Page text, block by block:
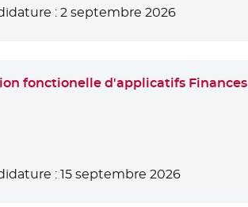
:2 septembre 2026
fonctionelle d'applicatifs Finances
:15 septembre 2026